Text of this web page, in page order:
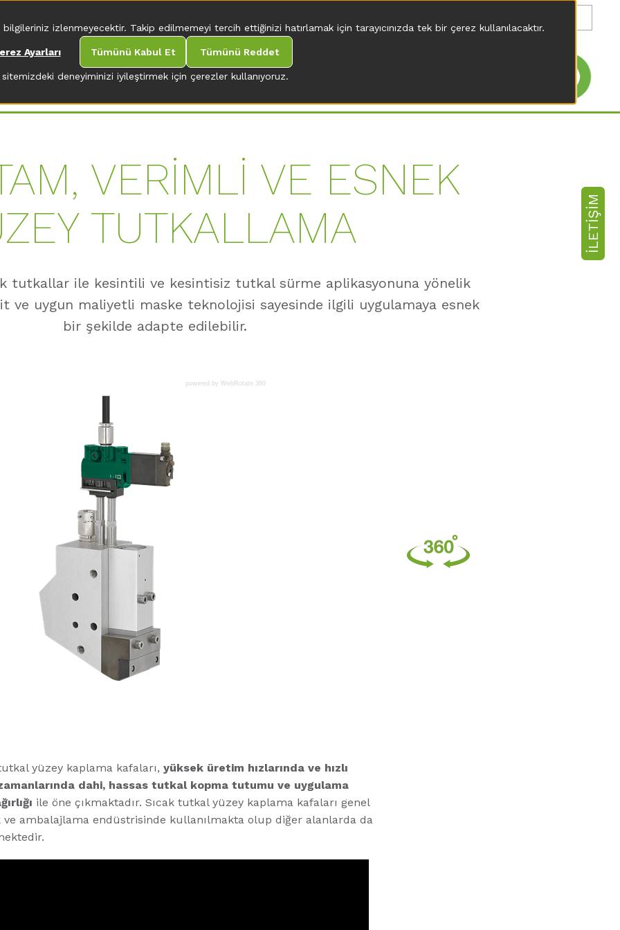
deneyiminizi iyileştirmek için çerezler kullanıyoruz.
izlenmeyecektir. Takip edilmemeyi tercih ettiğinizi hatırlamak için tarayıcınızda tek bir çerez kullanılacaktır.
Ayarları Tümünü Kabul Et Tümünü Reddet
VERİMLİ VE ESNEK
TUTKALLAMA
tutkallar ile kesintili ve kesintisiz tutkal sürme aplikasyonuna yönelik
ve uygun maliyetli maske teknolojisi sayesinde ilgili uygulamaya esnek
bir şekilde adapte edilebilir.
powered by WebRotate 360
yüzey kaplama kafaları, yüksek üretim hızlarında ve hızlı
dahi, hassas tutkal kopma tutumu ve uygulama
ile öne çıkmaktadır. Sıcak tutkal yüzey kaplama kafaları genel
ve ambalajlama endüstrisinde kullanılmakta olup diğer alanlarda da
İLETIŞIM